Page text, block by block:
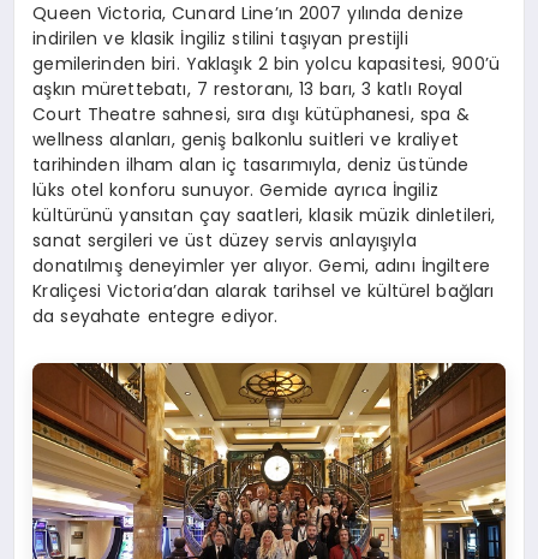
Queen Victoria, Cunard Line’ın 2007 yılında denize
indirilen ve klasik İngiliz stilini taşıyan prestijli
gemilerinden biri. Yaklaşık 2 bin yolcu kapasitesi, 900’ü
aşkın mürettebatı, 7 restoranı, 13 barı, 3 katlı Royal
Court Theatre sahnesi, sıra dışı kütüphanesi, spa &
wellness alanları, geniş balkonlu suitleri ve kraliyet
tarihinden ilham alan iç tasarımıyla, deniz üstünde
lüks otel konforu sunuyor. Gemide ayrıca İngiliz
kültürünü yansıtan çay saatleri, klasik müzik dinletileri,
sanat sergileri ve üst düzey servis anlayışıyla
donatılmış deneyimler yer alıyor. Gemi, adını İngiltere
Kraliçesi Victoria’dan alarak tarihsel ve kültürel bağları
da seyahate entegre ediyor.